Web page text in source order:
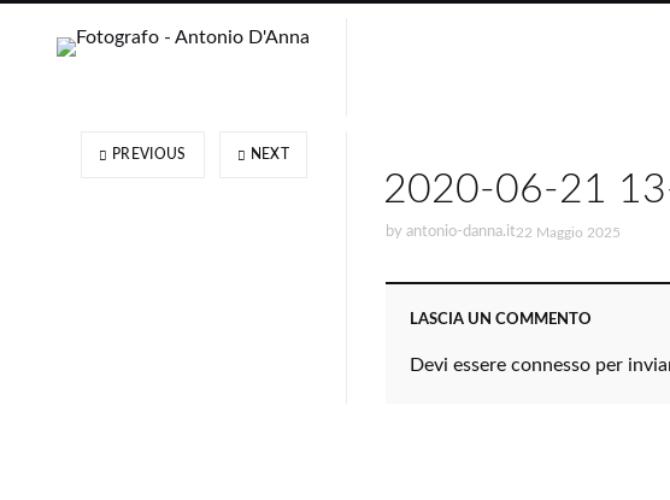
2020-06-21
by antonio-danna.it22 Maggio 2025
LASCIA UN COMMENTO
Devi essere connesso per
PREVIOUS NEXT